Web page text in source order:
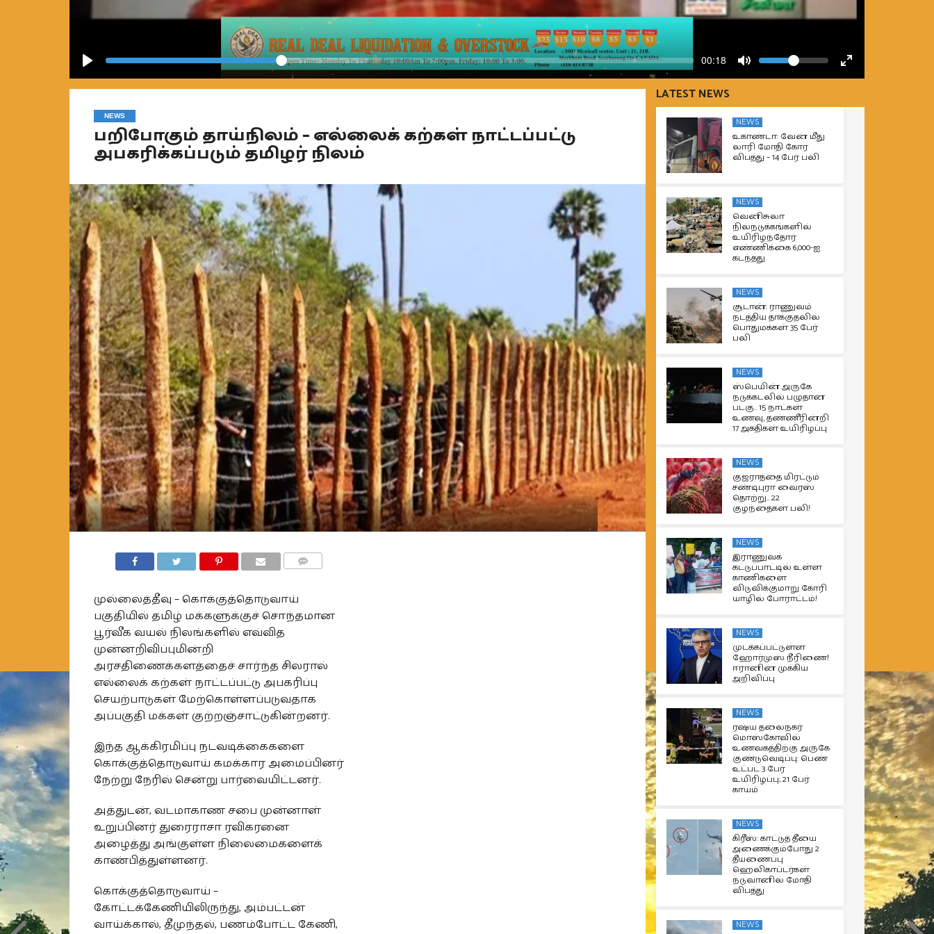
Seek Current
00:18
Mute
Volume
Fullscreen
NEWS
பறிபோகும் தாய்நிலம் – எல்லைக் கற்கள் நாட்டப்பட்டு
அபகரிக்கப்படும் தமிழர் நிலம்
முல்லைத்தீவு – கொக்குத்தொடுவாய்
பகுதியில் தமிழ் மக்களுக்குச் சொந்தமான
பூர்வீக வயல் நிலங்களில் எவ்வித
முன்னறிவிப்புமின்றி
அரசதிணைக்களத்தைச் சார்ந்த சிலரால்
எல்லைக் கற்கள் நாட்டப்பட்டு அபகரிப்பு
செயற்பாடுகள் மேற்கொள்ளப்படுவதாக
அப்பகுதி மக்கள் குற்றஞ்சாட்டுகின்றனர்.
இந்த ஆக்கிரமிப்பு நடவடிக்கைகளை
கொக்குத்தொடுவாய் கமக்கார அமைப்பினர்
நேற்று நேரில் சென்று பார்வையிட்டனர்.
அத்துடன், வடமாகாண சபை முன்னாள்
உறுப்பினர் துரைராசா ரவிகரனை
அழைத்து அங்குள்ள நிலைமைகளைக்
காண்பித்துள்ளனர்.
கொக்குத்தொடுவாய் –
கோட்டக்கேணியிலிருந்து, அம்பட்டன்
வாய்க்கால், தீமுந்தல், பணம்போட்ட கேணி,
LATEST NEWS
NEWS
உகாண்டா: வேன் மீது
லாரி மோதி கோர
விபத்து – 14 பேர் பலி
NEWS
வெனிசுலா
நிலநடுக்கங்களில்
உயிரிழந்தோர்
எண்ணிக்கை 6,000-ஐ
கடந்தது
NEWS
சூடான்: ராணுவம்
நடத்திய தாக்குதலில்
பொதுமக்கள் 35 பேர்
பலி
NEWS
ஸ்பெயின் அருகே
நடுக்கடலில் பழுதான
படகு.. 15 நாட்கள்
உணவு, தண்ணீரின்றி
17 அகதிகள் உயிரிழப்பு
NEWS
குஜராத்தை மிரட்டும்
சண்டிபுரா வைரஸ்
தொற்று.. 22
குழந்தைகள் பலி!
NEWS
இராணுவக்
கட்டுப்பாட்டில் உள்ள
காணிகளை
விடுவிக்குமாறு கோரி
யாழில் போராட்டம்!
NEWS
முடக்கப்பட்டுள்ள
ஹோர்முஸ் நீரிணை!
ஈரானின் முக்கிய
அறிவிப்பு
NEWS
ரஷ்ய தலைநகர்
மொஸ்கோவில்
உணவகத்திற்கு அருகே
குண்டுவெடிப்பு: பெண்
உட்பட 3 பேர்
உயிரிழப்பு; 21 பேர்
காயம்
NEWS
கிரீஸ்: காட்டுத் தீயை
அணைக்கும்போது 2
தீயணைப்பு
ஹெலிகாப்டர்கள்
நடுவானில் மோதி
விபத்து
NEWS